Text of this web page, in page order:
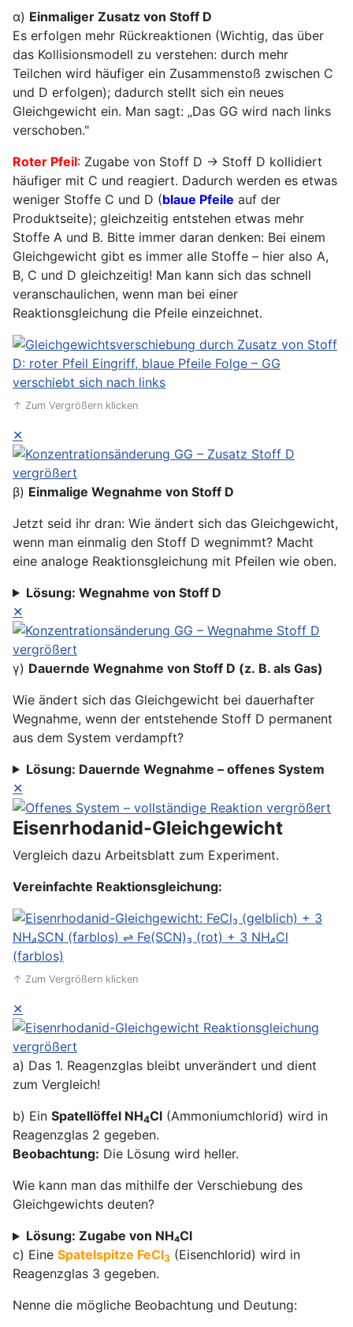
α) Einmaliger Zusatz von Stoff D
Es erfolgen mehr Rückreaktionen (Wichtig, das über
das Kollisionsmodell zu verstehen: durch mehr
Teilchen wird häufiger ein Zusammenstoß zwischen C
und D erfolgen); dadurch stellt sich ein neues
Gleichgewicht ein. Man sagt: „Das GG wird nach links
verschoben."
Roter Pfeil: Zugabe von Stoff D → Stoff D kollidiert
häufiger mit C und reagiert. Dadurch werden es etwas
weniger Stoffe C und D (blaue Pfeile auf der
Produktseite); gleichzeitig entstehen etwas mehr
Stoffe A und B. Bitte immer daran denken: Bei einem
Gleichgewicht gibt es immer alle Stoffe – hier also A,
B, C und D gleichzeitig! Man kann sich das schnell
veranschaulichen, wenn man bei einer
Reaktionsgleichung die Pfeile einzeichnet.
↑ Zum Vergrößern klicken
✕
β) Einmalige Wegnahme von Stoff D
Jetzt seid ihr dran: Wie ändert sich das Gleichgewicht,
wenn man einmalig den Stoff D wegnimmt? Macht
eine analoge Reaktionsgleichung mit Pfeilen wie oben.
Lösung: Wegnahme von Stoff D
✕
γ) Dauernde Wegnahme von Stoff D (z. B. als Gas)
Wie ändert sich das Gleichgewicht bei dauerhafter
Wegnahme, wenn der entstehende Stoff D permanent
aus dem System verdampft?
Lösung: Dauernde Wegnahme – offenes System
✕
Eisenrhodanid-Gleichgewicht
Vergleich dazu Arbeitsblatt zum Experiment.
Vereinfachte Reaktionsgleichung:
↑ Zum Vergrößern klicken
✕
a) Das 1. Reagenzglas bleibt unverändert und dient
zum Vergleich!
b) Ein Spatellöffel NH4Cl (Ammoniumchlorid) wird in
Reagenzglas 2 gegeben.
Beobachtung: Die Lösung wird heller.
Wie kann man das mithilfe der Verschiebung des
Gleichgewichts deuten?
Lösung: Zugabe von NH₄Cl
c) Eine Spatelspitze FeCl3 (Eisenchlorid) wird in
Reagenzglas 3 gegeben.
Nenne die mögliche Beobachtung und Deutung: